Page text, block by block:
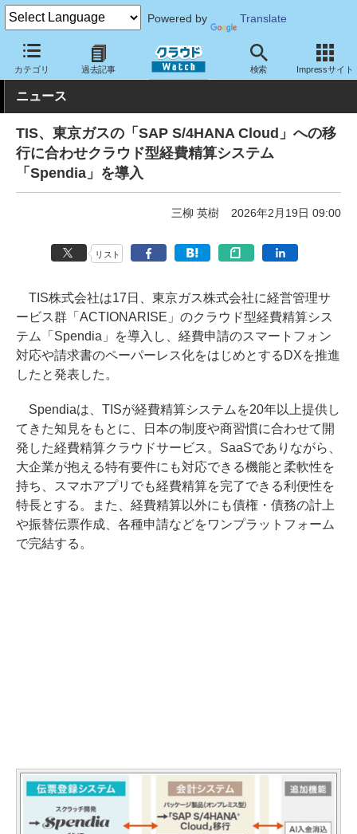
Powered by Translate
カテゴリ 過去記事 検索 Impressサイト
クラウド Watch トピック 導入事例
ニュース
TIS、東京ガスの「SAP S/4HANA Cloud」への移
行に合わせクラウド型経費精算システム
「Spendia」を導入
三柳 英樹 2026年2月19日 09:00
リスト
TIS株式会社は17日、東京ガス株式会社に経営管理サ
ービス群「ACTIONARISE」のクラウド型経費精算シス
テム「Spendia」を導入し、経費申請のスマートフォン
対応や請求書のペーパーレス化をはじめとするDXを推進
したと発表した。
Spendiaは、TISが経費精算システムを20年以上提供し
てきた知見をもとに、日本の制度や商習慣に合わせて開
発した経費精算クラウドサービス。SaaSでありながら、
大企業が抱える特有要件にも対応できる機能と柔軟性を
持ち、スマホアプリでも経費精算を完了できる利便性を
特長とする。また、経費精算以外にも債権・債務の計上
や振替伝票作成、各種申請などをワンプラットフォーム
で完結する。